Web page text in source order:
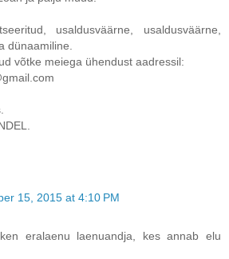
usaldusväärne, usaldusväärne,
dünaamiline.
võtke meiega ühendust aadressil:
15, 2015 at 4:10 PM
eralaenu laenuandja, kes annab elu